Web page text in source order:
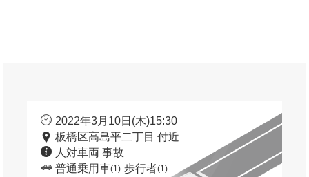
2022年3月10日(木)15:30
板橋区高島平二丁目 付近
人対車両 事故
普通乗用車(1) 歩行者(1)